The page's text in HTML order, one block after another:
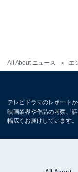
All About ニュース エ
テレビドラマのレポート
映画業界や作品の考察、
幅広くお届けしています。